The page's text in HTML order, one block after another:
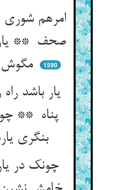
امرهم شوری
صحف ** یار
مگوش از ناز اف
1590
یار باشد
پناه **
بنگری یارست راه
چونک در